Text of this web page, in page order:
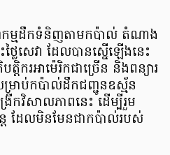
ហកម្មដឹកទំនិញតាមកប៉ាល់ តំណាង
លៃសេវា ដែលបានស្នើឡើងនេះ
រអាម៉េរិកជាច្រើន និងពន្យារ
ម្រាប់កប៉ាល់ដឹកជញ្ជូនឧស្ម័ន
ង្រីកវិសាលភាពនេះ ដើម្បីរួម
ដែលមិនមែនជាកប៉ាល់របស់